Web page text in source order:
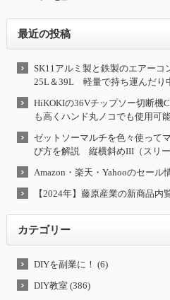
最近の投稿
SK11アルミ製と鉄製のエアーコ
25L＆39L 軽量で持ち運んだり
HiKOKIの36Vチップソー切断機
も高くハンド丸ノコでも使用可
ゼットソーマルチを色々使って
び方を解説 縦横斜めIII（スリ
Amazon・楽天・Yahooのセー
【2024年】藤原産業の新商品内
カテゴリー
DIYを副業に！ (6)
DIY教室 (386)